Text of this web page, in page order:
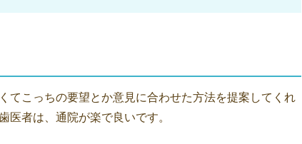
てこっちの要望とか意見に合わせた方法を提案してくれ
医者は、通院が楽で良いです。